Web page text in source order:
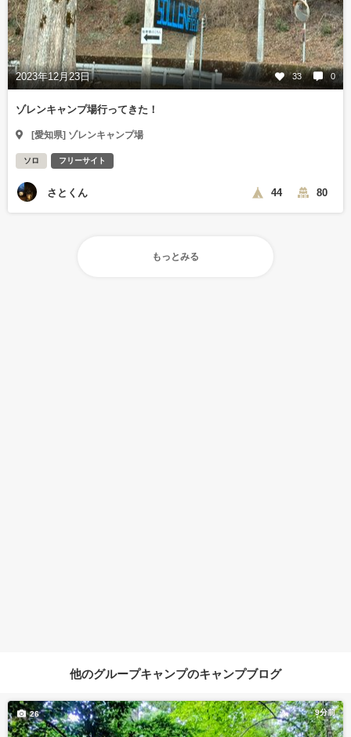
2023年12月23日 33 0
ゾレンキャンプ場行ってきた！
[愛知県] ゾレンキャンプ場
ソロ フリーサイト
さとくん 44 80
もっとみる
他のグループキャンプのキャンプブログ
9分前
26